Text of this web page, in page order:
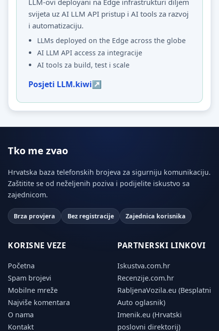
svijeta uz AI LLM API pristup i AI tools za razvoj
i automatizaciju.
LLMs deployed on the Edge across the globe
AI LLM API access za integracije
AI tools za build, test i scale
Posjeti LLM.kiwi
Tko me zvao
Hrvatska baza telefonskih brojeva za sigurniju komunikaciju.
Zaštitite se od neželjenih poziva i podijelite iskustvo sa
zajednicom.
Brza provjera Bez registracije Zajednica korisnika
KORISNE VEZE
Početna
Spam brojevi
Mobilne mreže
Najviše komentara
O nama
Kontakt
PARTNERSKI LINKOVI
Iskustva.com.hr
Recenzije.com.hr
RabljenaVozila.eu (Besplatni
Auto oglasnik)
Imenik.eu (Hrvatski
poslovni direktorij)